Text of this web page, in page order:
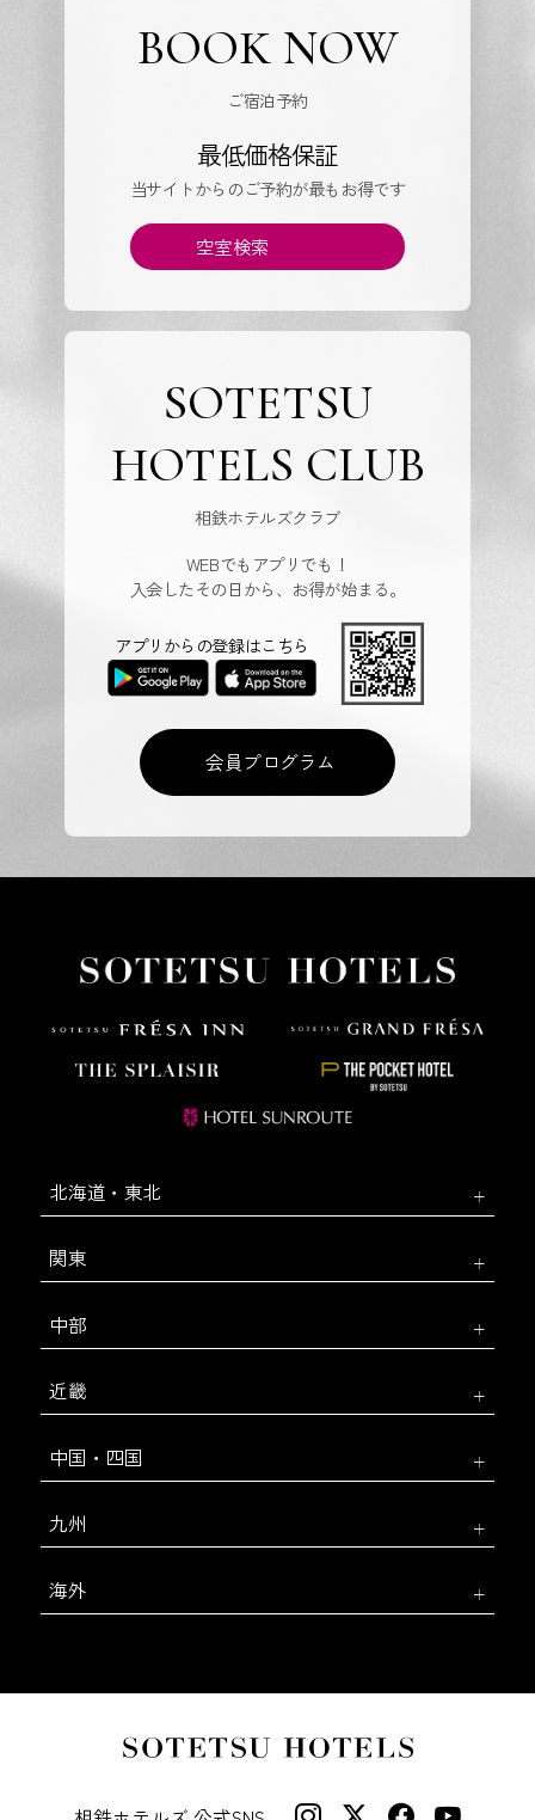
BOOK NOW
ご宿泊予約
最低価格保証
当サイトからのご予約が最もお得です
空室検索
SOTETSU
HOTELS CLUB
相鉄ホテルズクラブ
WEBでもアプリでも！
入会したその日から、お得が始まる。
会員プログラム
アプリからの登録はこちら
北海道・東北
関東
中部
近畿
中国・四国
九州
海外